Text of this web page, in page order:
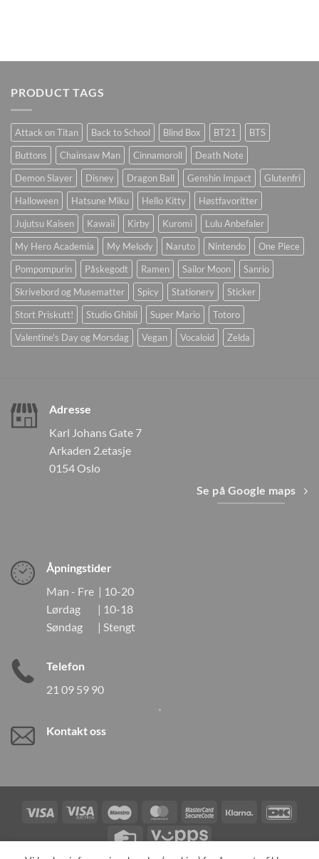
PRODUCT TAGS
Attack on Titan Back to School Blind Box BT21
BTS
Buttons
Chainsaw Man Cinnamoroll
Death Note
Demon Slayer
Disney Dragon Ball Genshin Impact
Glutenfri
Halloween
Hatsune Miku Hello Kitty
Høstfavoritter
Jujutsu Kaisen
Kawaii Kirby Kuromi
Lulu Anbefaler
My Hero Academia
My Melody Naruto Nintendo
One Piece
Pompompurin
Påskegodt Ramen Sailor Moon
Sanrio
Skrivebord og Musematter
Spicy Stationery
Sticker
Stort Priskutt!
Studio Ghibli Super Mario
Totoro
Valentine's Day og Morsdag
Vegan Vocaloid Zelda
Adresse
Karl Johans Gate 7
Arkaden 2.etasje
0154 Oslo
Se på Google maps
Åpningstider
Man - Fre | 10-20
Lørdag | 10-18
Søndag | Stengt
Telefon
21 09 59 90
Kontakt oss
Visa
Visa
Maestro MasterCardMasterCardKlarna
Credit
Vipps